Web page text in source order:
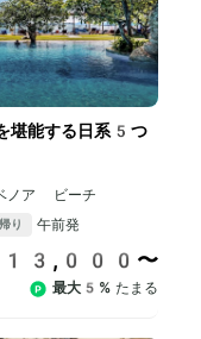
堪能する日系5つ
ア ビーチ
帰り 午前発
〜
最大5% たまる